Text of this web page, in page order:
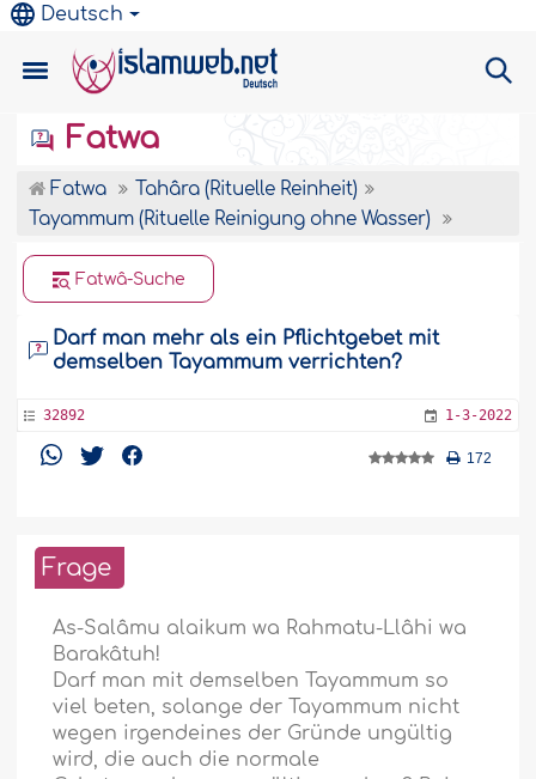
Deutsch
Fatwa
Fatwa
Tahâra (Rituelle Reinheit)
Tayammum (Rituelle Reinigung ohne Wasser)
Fatwâ-Suche
Darf man mehr als ein Pflichtgebet mit
demselben Tayammum verrichten?
32892 1-3-2022
172
Frage
As-Salâmu alaikum wa Rahmatu-Llâhi wa
Barakâtuh!
Darf man mit demselben Tayammum so
viel beten, solange der Tayammum nicht
wegen irgendeines der Gründe ungültig
wird, die auch die normale